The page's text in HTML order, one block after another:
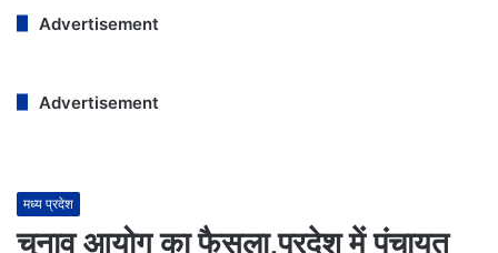
Advertisement
Advertisement